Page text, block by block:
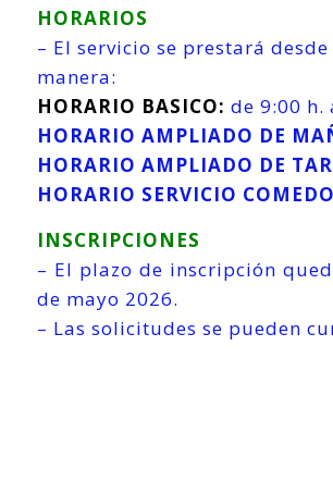
HORARIOS
– El servicio se prestará
manera:
HORARIO BASICO: de 9:00
HORARIO AMPLIADO DE
HORARIO AMPLIADO DE
HORARIO SERVICIO
INSCRIPCIONES
– El plazo de inscripción
de mayo 2026.
– Las solicitudes se pueden